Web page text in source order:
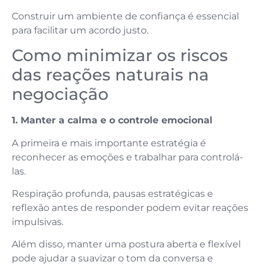
Construir um ambiente de confiança é essencial
para facilitar um acordo justo.
Como minimizar os riscos
das reações naturais na
negociação
1. Manter a calma e o controle emocional
A primeira e mais importante estratégia é
reconhecer as emoções e trabalhar para controlá-
las.
Respiração profunda, pausas estratégicas e
reflexão antes de responder podem evitar reações
impulsivas.
Além disso, manter uma postura aberta e flexível
pode ajudar a suavizar o tom da conversa e